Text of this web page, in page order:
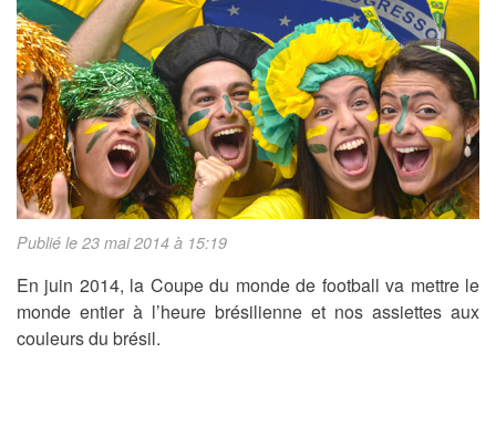
Publié le 23 mai 2014 à 15:19
En juin 2014, la Coupe du monde de football va mettre le
monde entier à l’heure brésilienne et nos assiettes aux
couleurs du brésil.